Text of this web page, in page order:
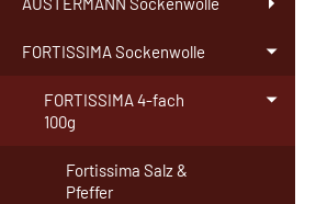
FORTISSIMA Sockenwolle
FORTISSIMA 4-fach
100g
Fortissima Salz &
Pfeffer